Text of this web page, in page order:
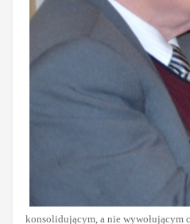
konsolidującym, a nie wywołującym